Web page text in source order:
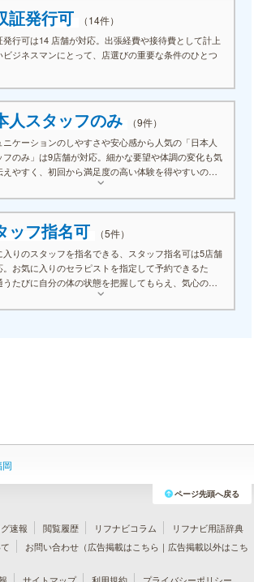
証発行可 （14件）
発行可は14 店舗が対応。出張経費や接待費として計上
ビジネスマンにとって、店選びの重要な条件のひとつ
人スタッフのみ （9件）
ニケーションのしやすさや安心感から人気の「日本人
フのみ」は9店舗が対応。細かな要望や体調の変化も気
えやすく、初回から満足度の高い体験を得やすいのが
ッフ指名可 （5件）
入りのスタッフを指名できる、スタッフ指名可は5店舗
。お気に入りのセラピストを指定して予約できるた
うたびに自分の体の状態を把握してもらえ、気心の知
るので、リラックスして施術を受けられます。相性の
ラピストと長く付き合えることで、通うのが楽しみに
ページ先頭へ戻る
速報 閲覧履歴 リフナビコラム
リフナビ用語辞典
お問い合わせ（広告掲載はこちら ｜ 広告掲載以外はこち